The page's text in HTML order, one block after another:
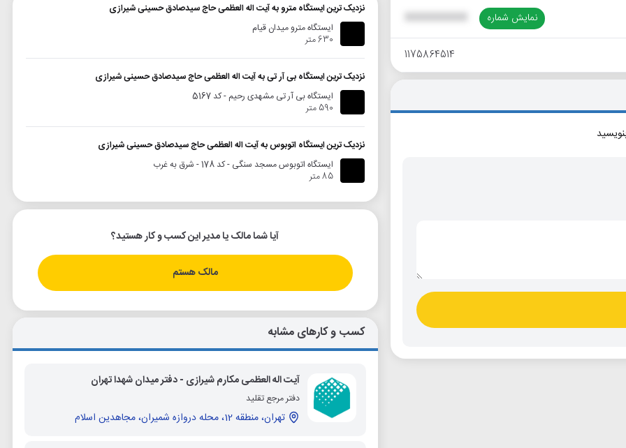
نمایش شماره XXXXXXXXXX
1175864514
نزدیک ترین ایستگاه مترو به آیت اله العظمی حاج سیدصادق حسینی شیرازی
ایستگاه مترو میدان قیام
630 متر
نزدیک ترین ایستگاه بی آر تی به آیت اله العظمی حاج سیدصادق حسینی شیرازی
ایستگاه بی آر تی مشهدی رحیم - کد 5167
590 متر
نزدیک ترین ایستگاه اتوبوس به آیت اله العظمی حاج سیدصادق حسینی شیرازی
ایستگاه اتوبوس مسجد سنگی - کد 178 - شرق به غرب
85 متر
آیا شما مالک یا مدیر این کسب و کار هستید؟
مالک هستم
کسب و کارهای مشابه
آیت اله العظمی مکارم شیرازی - دفتر میدان شهدا تهران
دفتر مرجع تقلید
تهران، منطقه 12، محله دروازه شمیران، مجاهدین اسلام